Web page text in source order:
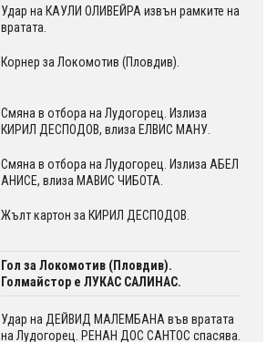
Удар на КАУЛИ ОЛИВЕЙРА извън рамките на
вратата.
Корнер за Локомотив (Пловдив).
Смяна в отбора на Лудогорец. Излиза
КИРИЛ ДЕСПОДОВ, влиза ЕЛВИС МАНУ.
Смяна в отбора на Лудогорец. Излиза АБЕЛ
АНИСЕ, влиза МАВИС ЧИБОТА.
Жълт картон за КИРИЛ ДЕСПОДОВ.
Гол за Локомотив (Пловдив).
Голмайстор е ЛУКАС САЛИНАС.
Удар на ДЕЙВИД МАЛЕМБАНА във вратата
на Лудогорец. РЕНАН ДОС САНТОС спасява.